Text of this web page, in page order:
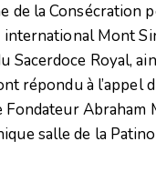
de la Consécration
international Mont
Sacerdoce Royal,
répondu à l’appel
Abraham
salle de la